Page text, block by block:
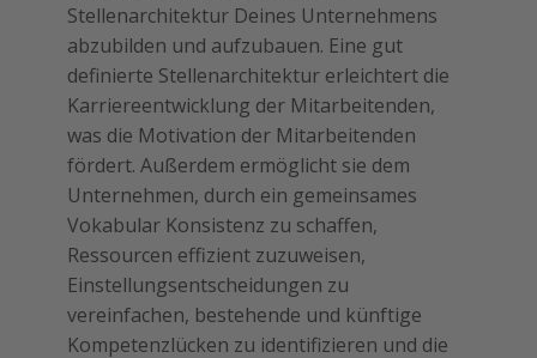
Stellenarchitektur Deines Unternehmens
abzubilden und aufzubauen. Eine gut
definierte Stellenarchitektur erleichtert die
Karriereentwicklung der Mitarbeitenden,
was die Motivation der Mitarbeitenden
fördert. Außerdem ermöglicht sie dem
Unternehmen, durch ein gemeinsames
Vokabular Konsistenz zu schaffen,
Ressourcen effizient zuzuweisen,
Einstellungsentscheidungen zu
vereinfachen, bestehende und künftige
Kompetenzlücken zu identifizieren und die